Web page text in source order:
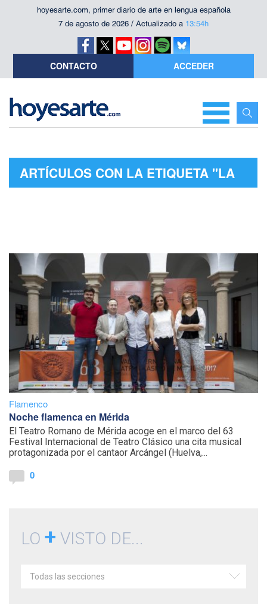
hoyesarte.com, primer diario de arte en lengua española
7 de agosto de 2026 / Actualizado a 13:54h
CONTACTO ACCEDER
ARTÍCULOS CON LA ETIQUETA "LA
Flamenco
Noche flamenca en Mérida
El Teatro Romano de Mérida acoge en el marco del 63
Festival Internacional de Teatro Clásico una cita musical
protagonizada por el cantaor Arcángel (Huelva,...
0
LO + VISTO DE...
Todas las secciones